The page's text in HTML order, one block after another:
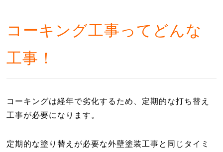
コーキング工事ってどんな
工事！
コーキングは経年で劣化するため、定期的な打ち替え
工事が必要になります。
定期的な塗り替えが必要な外壁塗装工事と同じタイミ